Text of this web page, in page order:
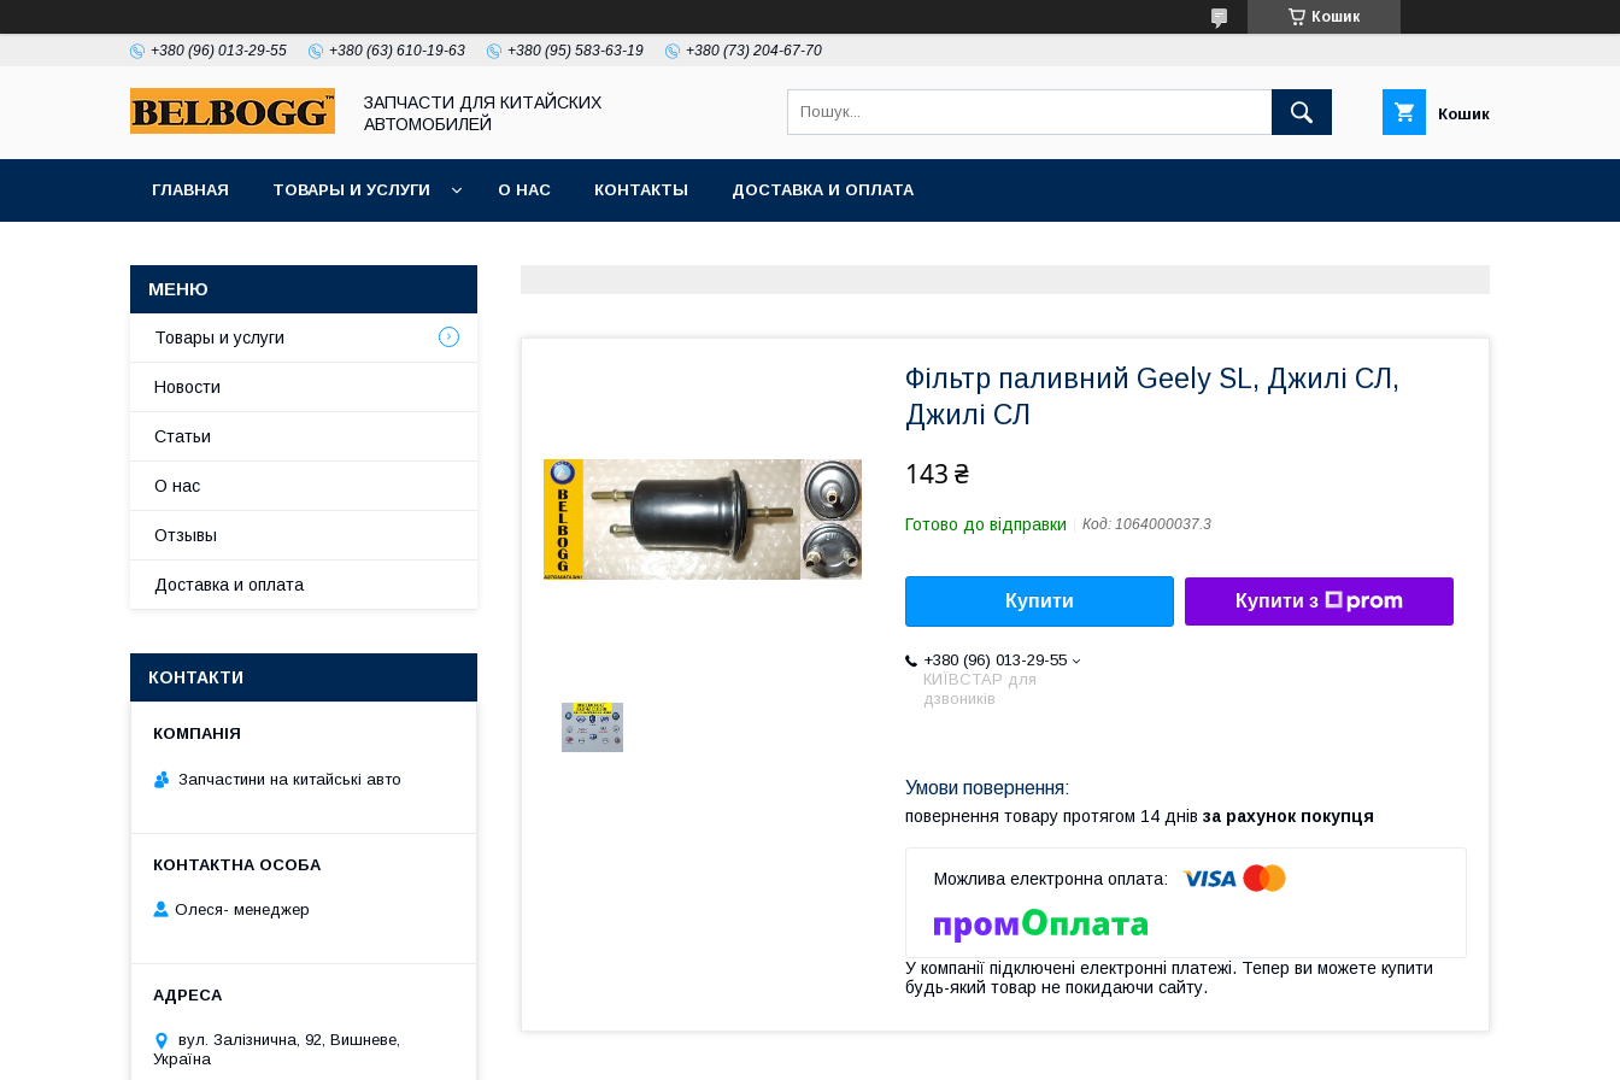
Кошик
+380 (96) 013-29-55 +380 (63) 610-19-63 +380 (95) 583-63-19 +380 (73) 204-67-70
ЗАПЧАСТИ ДЛЯ КИТАЙСКИХ
АВТОМОБИЛЕЙ
Кошик
ГЛАВНАЯ ТОВАРЫ И УСЛУГИ О НАС КОНТАКТЫ ДОСТАВКА И ОПЛАТА
Фільтр паливний Geely SL, Джилі СЛ,
Джилі СЛ
143 ₴
Готово до відправки Код: 1064000037.3
Купити Купити з
+380 (96) 013-29-55
КИЇВСТАР для
дзвоників
повернення товару протягом 14 днів за рахунок покупця
У компанії підключені електронні платежі. Тепер ви можете купити
будь-який товар не покидаючи сайту.
Товары и услуги
Новости
Статьи
О нас
Отзывы
Доставка и оплата
КОНТАКТИ
Запчастини на китайські авто
Олеся- менеджер
вул. Залізнична, 92, Вишневе,
Україна